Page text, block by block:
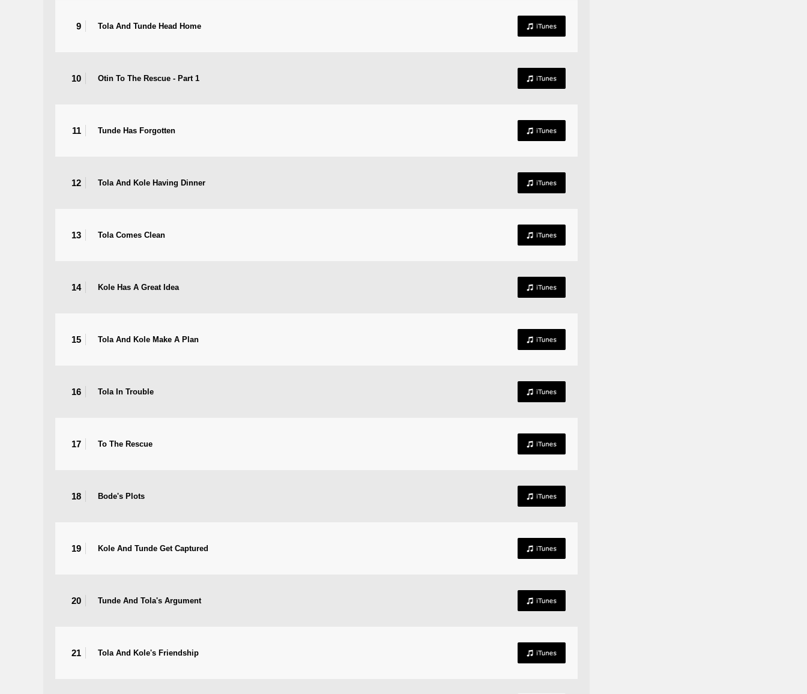
9 Tola And Tunde Head Home
10 Otin To The Rescue - Part 1
11 Tunde Has Forgotten
12 Tola And Kole Having Dinner
13 Tola Comes Clean
14 Kole Has A Great Idea
15 Tola And Kole Make A Plan
16 Tola In Trouble
17 To The Rescue
18 Bode's Plots
19 Kole And Tunde Get Captured
20 Tunde And Tola's Argument
21 Tola And Kole's Friendship